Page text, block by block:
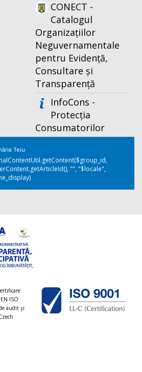
CONECT -
Catalogul
Organizațiilor
Neguvernamentale
pentru Evidență,
Consultare și
Transparență
InfoCons -
Protecția
Consumatorilor
Teiu
"", "$locale",
ISO
audit şi